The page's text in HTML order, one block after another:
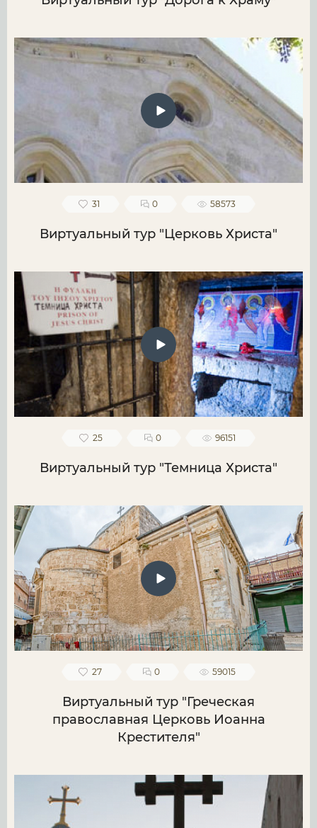
31 0 58573
Виртуальный тур "Церковь Христа"
25 0 96151
Виртуальный тур "Темница Христа"
27 0 59015
Виртуальный тур "Греческая
православная Церковь Иоанна
Крестителя"